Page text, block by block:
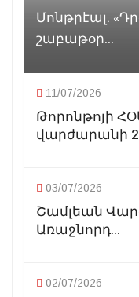
Մոնթրէալ.
շաբաթօր...
11/07/2026
Թորոնթոյի
վարժարանի
03/07/2026
Շամլեան
Առաջնորդ...
02/07/2026